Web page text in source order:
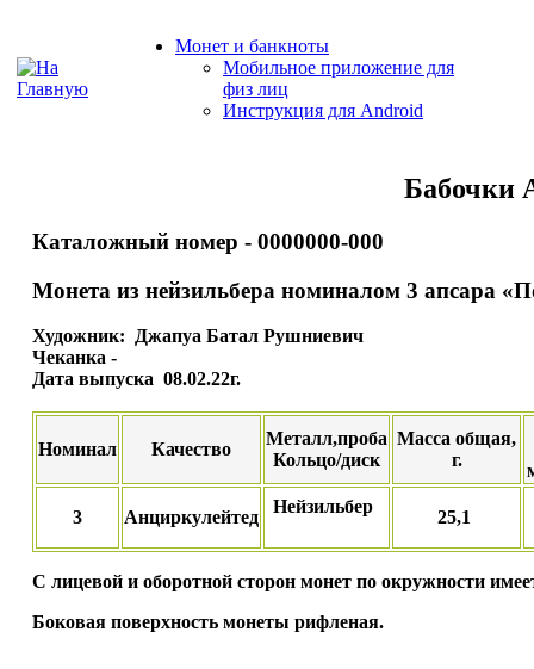
Монет и банкноты
Мобильное приложение для
физ лиц
Инструкция для Android
Бабочки
Каталожный номер - 0000000-000
Монета из нейзильбера номиналом 3 апсара
Художник: Джапуа Батал Рушниевич
Чеканка -
Дата выпуска 08.02.22г.
Номинал Качество
Металл,проба
Кольцо/диск
Масса общая,
г.
3 Анциркулейтед
Нейзильбер
25,1
С лицевой и оборотной сторон монет по окружности
Боковая поверхность монеты рифленая.